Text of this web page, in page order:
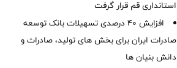
استانداری قم قرار گرفت
افزایش 40 درصدی تسهیلات بانک توسعه
صادرات ایران برای بخش های تولید، صادرات و
دانش بنیان ها